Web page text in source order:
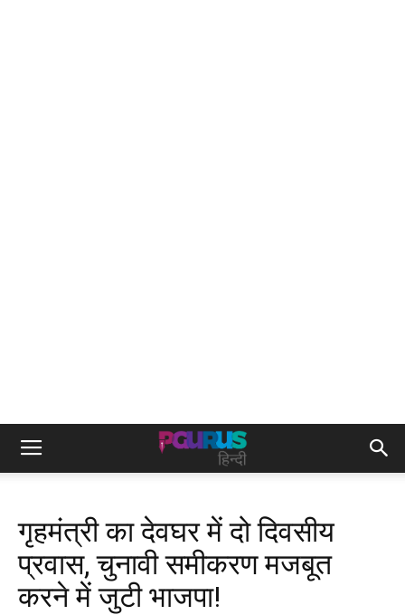
गृहमंत्री का देवघर में दो दिवसीय
प्रवास, चुनावी समीकरण मजबूत
करने में जुटी भाजपा!